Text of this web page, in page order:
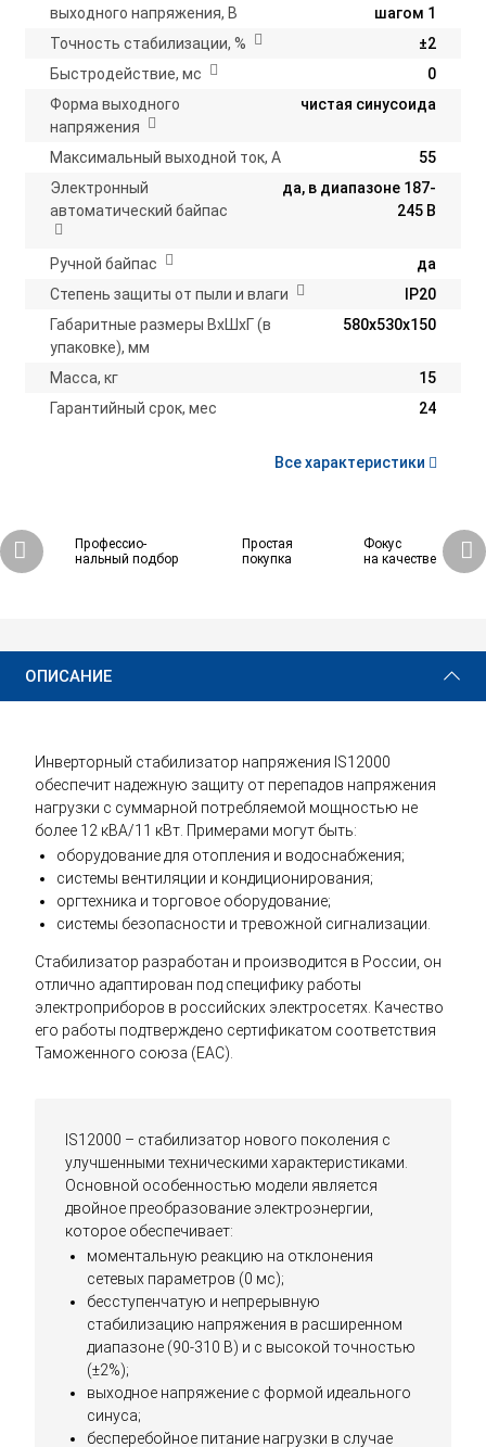
выходного напряжения, В
шагом 1
Точность стабилизации, %
±2
Быстродействие, мс
0
Форма выходного
напряжения
чистая синусоида
Максимальный выходной ток, А
55
Электронный
автоматический байпас
да, в диапазоне 187-
245 В
Ручной байпас
да
Степень защиты от пыли и влаги
IP20
Габаритные размеры ВхШхГ (в
упаковке), мм
580х530х150
Масса, кг
15
Гарантийный срок, мес
24
Все характеристики
Профессио-
нальный подбор
Простая
покупка
Фокус
на качестве
91 570 ₽ Купить
ОПИСАНИЕ
Инверторный стабилизатор напряжения IS12000
обеспечит надежную защиту от перепадов напряжения
нагрузки с суммарной потребляемой мощностью не
более 12 кВА/11 кВт. Примерами могут быть:
оборудование для отопления и водоснабжения;
системы вентиляции и кондиционирования;
оргтехника и торговое оборудование;
системы безопасности и тревожной сигнализации.
Стабилизатор разработан и производится в России, он
отлично адаптирован под специфику работы
электроприборов в российских электросетях. Качество
его работы подтверждено сертификатом соответствия
Таможенного союза (EAC).
IS12000 – стабилизатор нового поколения с
улучшенными техническими характеристиками.
Основной особенностью модели является
двойное преобразование электроэнергии,
которое обеспечивает:
моментальную реакцию на отклонения
сетевых параметров (0 мс);
бесступенчатую и непрерывную
стабилизацию напряжения в расширенном
диапазоне (90-310 В) и с высокой точностью
(±2%);
выходное напряжение с формой идеального
синуса;
бесперебойное питание нагрузки в случае